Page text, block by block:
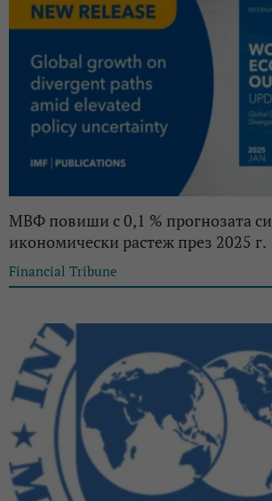
МВФ повиши с 0,1 % прогнозата
икономически растеж през 2025 г.
Financial Tribune